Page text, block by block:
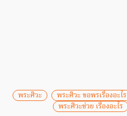
พระศิวะ พระศิวะ ขอพรเรื่องอะไร
พระศิวะช่วย เรื่องอะไร